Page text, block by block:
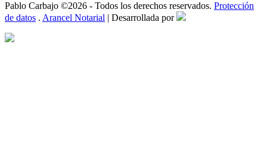
Pablo Carbajo ©2026 - Todos los derechos reservados. Protección
de datos . Arancel Notarial | Desarrollada por